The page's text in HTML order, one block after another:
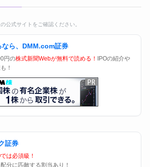
公式サイトをご確認ください。
なら、DMM.com証券
円の株式新聞Webが無料で読める！ IPOの紹介や
！
証券
は必須級！
分に匹敵する割当あり！